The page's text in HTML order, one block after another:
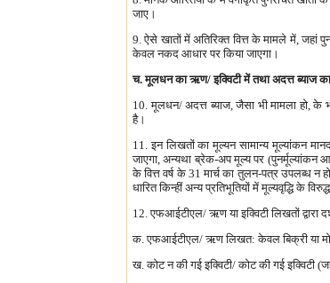
जाए।
9. ऐसे खातों में अतिरिक्त वित्त के मामले में, जहां
केवल नकद आधार पर किया जाएगा।
च. मूलधन का ऋण/ इक्विटी में तथा अदत्त ब्याज
10. मूलधन/ अदत्त ब्याज, जैसा भी मामला हो, के
है।
11. इन लिखतों का मूल्यन सामान्य मूल्यांकन
जाएगा, अन्यथा ब्रेक-अप मूल्य पर (पुनर्मूल्यांकन
के वित्त वर्ष के 31 मार्च का तुलन-पत्र उपलब्ध न
धारित किन्हीं अन्य प्रतिभूतियों में मूल्यवृद्धि के
12. एफआईटीएल/ ऋण या इक्विटी लिखतों द्वारा
क. एफआईटीएल/ ऋण लिखत: केवल बिक्री या
ख. कोट न की गई इक्विटी/ कोट की गई इक्विटी